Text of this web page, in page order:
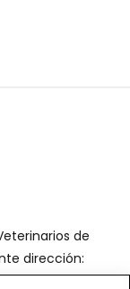
de
dirección: